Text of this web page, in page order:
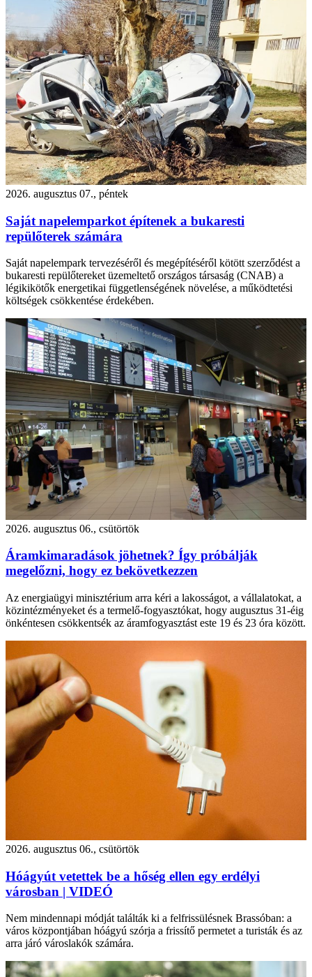
2026. augusztus 07., péntek
Saját napelemparkot építenek a bukaresti
repülőterek számára
Saját napelempark tervezéséről és megépítéséről kötött szerződést a
bukaresti repülőtereket üzemeltető országos társaság (CNAB) a
légikikötők energetikai függetlenségének növelése, a működtetési
költségek csökkentése érdekében.
2026. augusztus 06., csütörtök
Áramkimaradások jöhetnek? Így próbálják
megelőzni, hogy ez bekövetkezzen
Az energiaügyi minisztérium arra kéri a lakosságot, a vállalatokat, a
közintézményeket és a termelő-fogyasztókat, hogy augusztus 31-éig
önkéntesen csökkentsék az áramfogyasztást este 19 és 23 óra között.
2026. augusztus 06., csütörtök
Hóágyút vetettek be a hőség ellen egy erdélyi
városban | VIDEÓ
Nem mindennapi módját találták ki a felfrissülésnek Brassóban: a
város központjában hóágyú szórja a frissítő permetet a turisták és az
arra járó városlakók számára.